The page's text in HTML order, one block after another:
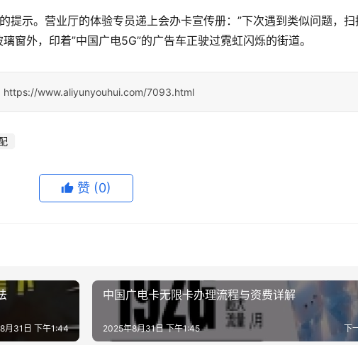
提示。营业厅的体验专员递上会办卡宣传册：”下次遇到类似问题，扫
窗外，印着”中国广电5G”的广告车正驶过霓虹闪烁的街道。
https://www.aliyunyouhui.com/7093.html
赞 (0)
月31日 下午1:44
中国广电卡无限卡办理流程与资费详解
下
2025年8月31日 下午1:45